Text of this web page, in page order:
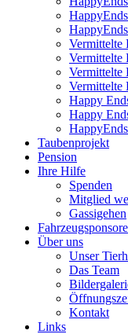
Vermittelte
Vermittelte
Vermittelte
Vermittelte
Happy
Happy
Taubenprojekt
Pension
Ihre Hilfe
Spenden
Mitglied
Gassigehen
Über uns
Unser
Das Team
Kontakt
Links